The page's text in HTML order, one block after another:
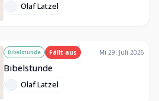
Olaf Latzel
Bibelstunde Fällt aus Mi 29. Juli 2026
Bibelstunde
Olaf Latzel